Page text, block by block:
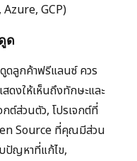
GCP)
ด
ดลูกค้าฟรีแลนซ์ ควร
ดงให้เห็นถึงทักษะและ
ต์ส่วนตัว, โปรเจกต์ที่
Source ที่คุณมีส่วน
ปัญหาที่แก้ไข,